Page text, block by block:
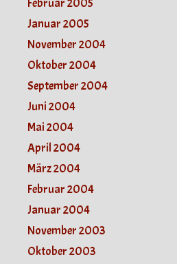
Februar 2005
Januar 2005
November 2004
Oktober 2004
September 2004
Juni 2004
Mai 2004
April 2004
März 2004
Februar 2004
Januar 2004
November 2003
Oktober 2003